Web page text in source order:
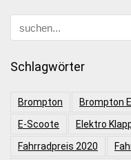
Schlagwörter
Brompton Brompton
E-Scoote
Elektro
Fahrradpreis 2020